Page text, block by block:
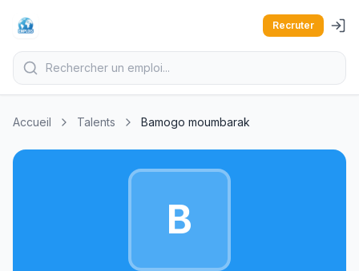
Recruter
Accueil Talents Bamogo moumbarak
B